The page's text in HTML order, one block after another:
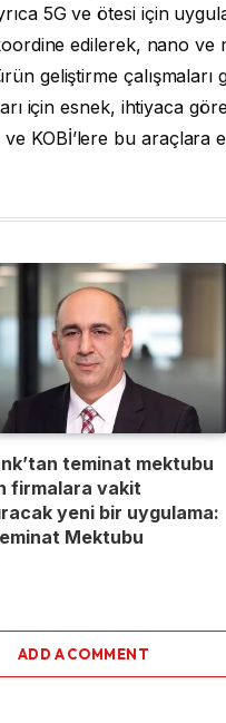
5G ve ötesi için
edilerek, nano ve
geliştirme çalışmaları
için esnek, ihtiyaca
KOBİ’lere bu araçlara
teminat mektubu
firmalara vakit
yeni bir uygulama:
Mektubu
ADD A COMMENT